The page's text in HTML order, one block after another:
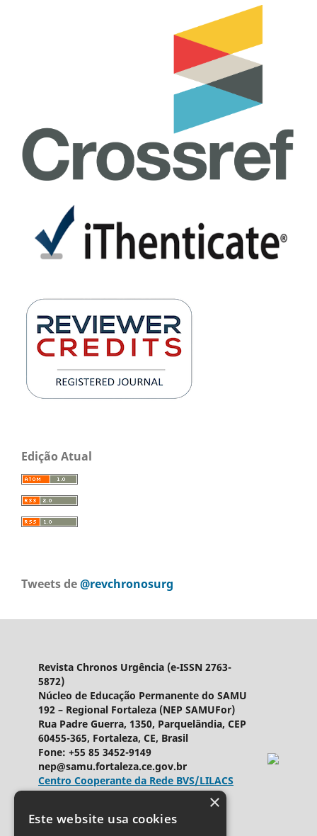
Edição Atual
Tweets de@revchronosurg
Revista Chronos Urgência (e-ISSN 2763-
5872)
Núcleo de Educação Permanente do SAMU
192 – Regional Fortaleza (NEP SAMUFor)
Rua Padre Guerra, 1350, Parquelândia, CEP
60455-365, Fortaleza, CE, Brasil
Fone: +55 85 3452-9149
nep@samu.fortaleza.ce.gov.br
Centro Cooperante da Rede BVS/LILACS
×
Este website usa cookies